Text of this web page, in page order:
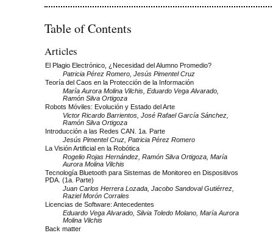
Table of Contents
Articles
El Plagio Electrónico, ¿Necesidad del Alumno Promedio?
Patricia Pérez Romero, Jesús Pimentel Cruz
Teoría del Caos en la Protección de la Información
María Aurora Molina Vilchis, Eduardo Vega Alvarado,
Ramón Silva Ortigoza
Robots Móviles: Evolución y Estado del Arte
Victor Ricardo Barrientos, José Rafael García Sánchez,
Ramón Silva Ortigoza
Introducción a las Redes CAN. 1a. Parte
Jesús Pimentel Cruz, Patricia Pérez Romero
La Visión Artificial en la Robótica
Rogelio Rojas Hernández, Ramón Silva Ortigoza, María
Aurora Molina Vilchis
Tecnología Bluetooth para Sistemas de Monitoreo en Dispositivos
PDA. (1a. Parte)
Juan Carlos Herrera Lozada, Jacobo Sandoval Gutiérrez,
Raziel Morón Corrales
Licencias de Software: Antecedentes
Eduardo Vega Alvarado, Silvia Toledo Molano, María Aurora
Molina Vilchis
Back matter